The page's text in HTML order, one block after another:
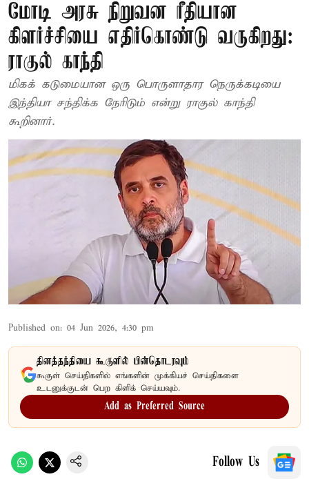
மோடி அரசு நிறுவன ரீதியான
கிளர்ச்சியை எதிர்கொண்டு வருகிறது:
ராகுல் காந்தி
மிகக் கடுமையான ஒரு பொருளாதார நெருக்கடியை
இந்தியா சந்திக்க நேரிடும் என்று ராகுல் காந்தி
கூறினார்.
Published on: 04 Jun 2026, 4:30 pm
தினத்தந்தியை கூகுளில் பின்தொடரவும்
கூகுள் செய்திகளில் எங்களின் முக்கியச் செய்திகளை
உடனுக்குடன் பெற கிளிக் செய்யவும்.
Add as Preferred Source
Follow Us